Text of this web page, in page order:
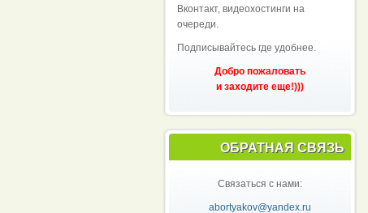
Вконтакт, видеохостинги на
очереди.
Подписывайтесь где удобнее.
Добро пожаловать
и заходите еще!)))
ОБРАТНАЯ СВЯЗЬ
Связаться с нами:
abortyakov@yandex.ru